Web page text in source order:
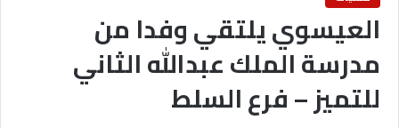
العيسوي يلتقي وفدا من
مدرسة الملك عبدالله الثاني
للتميز – فرع السلط